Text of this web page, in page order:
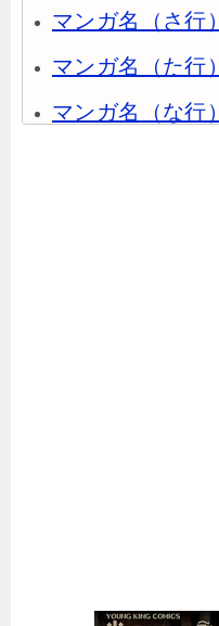
マンガ名（さ行）
マンガ名（た行）
マンガ名（な行）